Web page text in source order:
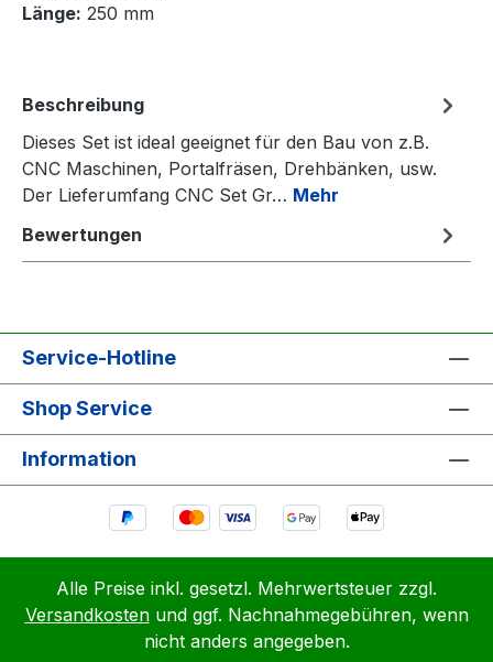
Länge: 250 mm
Beschreibung
Dieses Set ist ideal geeignet für den Bau von z.B.
CNC Maschinen, Portalfräsen, Drehbänken, usw.
Der Lieferumfang CNC Set Gr… Mehr
Bewertungen
Service-Hotline
Shop Service
Information
Alle Preise inkl. gesetzl. Mehrwertsteuer zzgl.
Versandkostenund ggf. Nachnahmegebühren, wenn
nicht anders angegeben.